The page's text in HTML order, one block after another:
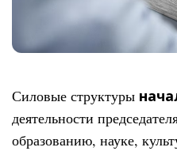
Силовые структуры
деятельности
образованию, науке,